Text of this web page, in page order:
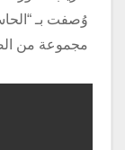
وُصفت بـ
مجموعة من